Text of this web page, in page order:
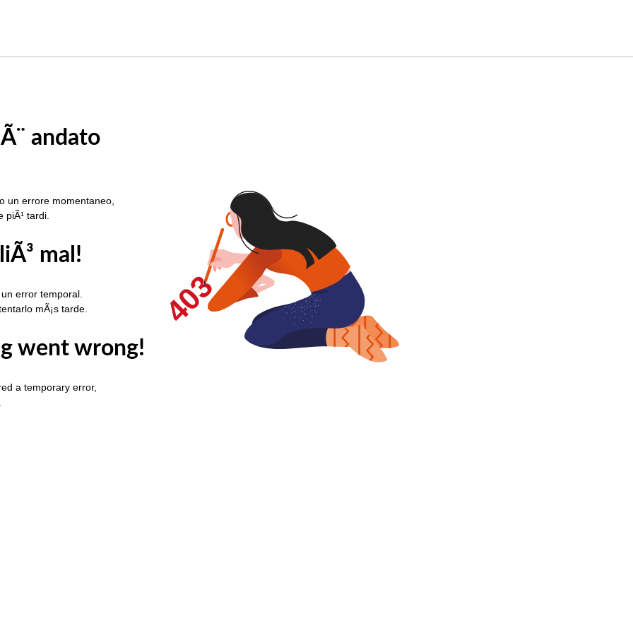
andato
un errore momentaneo,
piÃ¹ tardi.
mal!
error temporal.
mÃ¡s tarde.
went wrong!
a temporary error,
403